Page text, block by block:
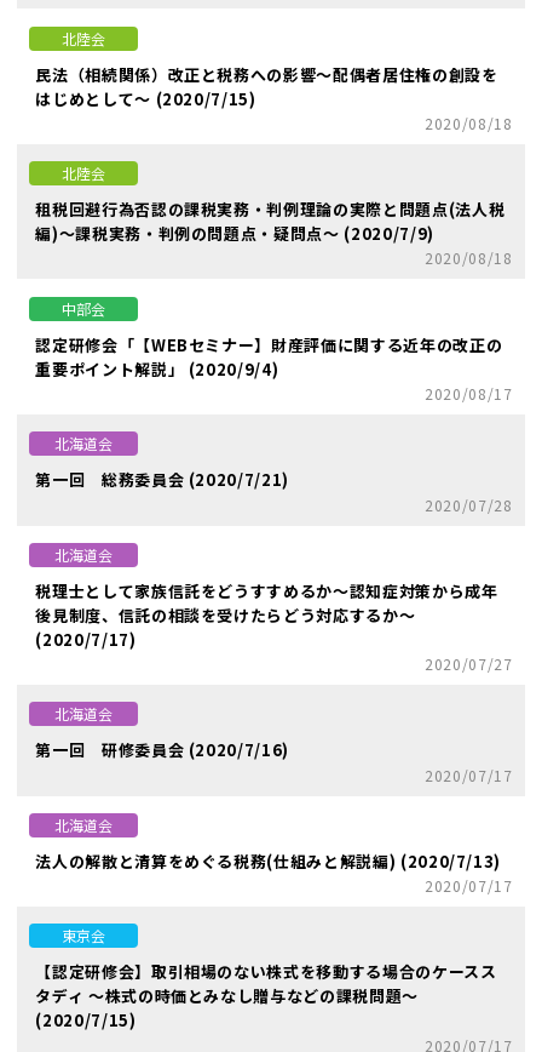
北陸会
民法（相続関係）改正と税務への影響～配偶者居住権の創設を
はじめとして～ (2020/7/15)
2020/08/18
北陸会
租税回避行為否認の課税実務・判例理論の実際と問題点(法人税
編)～課税実務・判例の問題点・疑問点～ (2020/7/9)
2020/08/18
中部会
認定研修会「【WEBセミナー】財産評価に関する近年の改正の
重要ポイント解説」 (2020/9/4)
2020/08/17
北海道会
第一回 総務委員会 (2020/7/21)
2020/07/28
北海道会
税理士として家族信託をどうすすめるか～認知症対策から成年
後見制度、信託の相談を受けたらどう対応するか～
(2020/7/17)
2020/07/27
北海道会
第一回 研修委員会 (2020/7/16)
2020/07/17
北海道会
法人の解散と清算をめぐる税務(仕組みと解説編) (2020/7/13)
2020/07/17
東京会
【認定研修会】取引相場のない株式を移動する場合のケースス
タディ ～株式の時価とみなし贈与などの課税問題～
(2020/7/15)
2020/07/17